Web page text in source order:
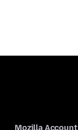
Mozilla Account